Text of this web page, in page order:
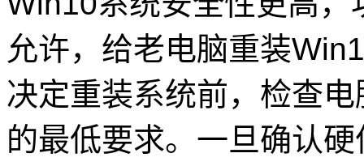
允许，给老电脑重装
决定重装系统前，检查
的最低要求。一旦确认